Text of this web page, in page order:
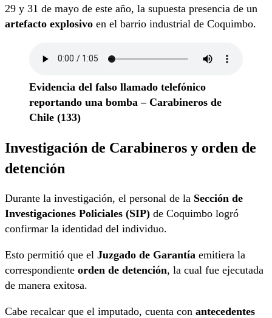
29 y 31 de mayo de este año, la supuesta presencia de un
artefacto explosivo en el barrio industrial de Coquimbo.
Evidencia del falso llamado telefónico
reportando una bomba – Carabineros de
Chile (133)
Investigación de Carabineros y orden de
detención
Durante la investigación, el personal de la Sección de
Investigaciones Policiales (SIP) de Coquimbo logró
confirmar la identidad del individuo.
Esto permitió que el Juzgado de Garantía emitiera la
correspondiente orden de detención, la cual fue ejecutada
de manera exitosa.
Cabe recalcar que el imputado, cuenta con antecedentes